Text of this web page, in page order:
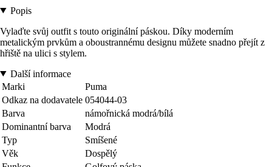
Popis
Vylaďte svůj outfit s touto originální páskou. Díky moderním
metalickým prvkům a oboustrannému designu můžete snadno přejít z
hřiště na ulici s stylem.
Další informace
Marki
Puma
Odkaz na dodavatele 054044-03
Barva
námořnická modrá/bílá
Dominantní barva
Modrá
Typ
Smíšené
Věk
Dospělý